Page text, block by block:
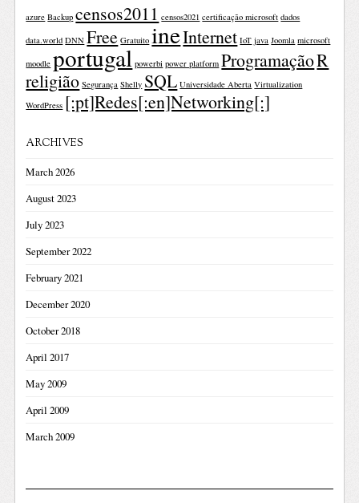
azure Backup censos2011 censos2021 certificação microsoft dados
data.world DNN Free Gratuito ineInternet IoT java Joomla microsoft
moodle portugal powerbi power platform ProgramaçãoR
religião Segurança Shelly SQL Universidade Aberta Virtualization
WordPress [:pt]Redes[:en]Networking[:]
ARCHIVES
March 2026
August 2023
July 2023
September 2022
February 2021
December 2020
October 2018
April 2017
May 2009
April 2009
March 2009